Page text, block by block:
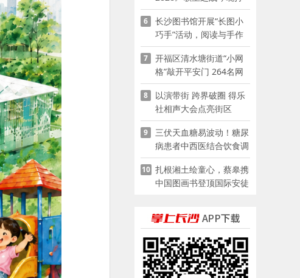
响
6
长沙图书馆开展“长图小
巧手”活动，阅读与手作
赋能少儿暑期成长
7
开福区清水塘街道“小网
格”敲开平安门 264名网
格员扫楼“错峰问安”
8
以演带街 跨界破圈 得乐
社相声大会点亮街区
9
三伏天血糖易波动！糖尿
病患者中西医结合饮食调
养指南
10 扎根湘土绘童心，蔡皋携
中国图画书登顶国际安徒